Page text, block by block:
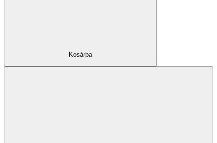
Kosárba